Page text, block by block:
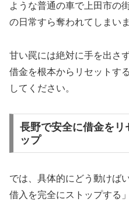
ような普通の車で上田市の
の日常すら奪われてしまいま
甘い罠には絶対に手を出さ
借金を根本からリセットす
してください。
長野で安全に借金を
ップ
では、具体的にどう動けば
借入を完全にストップする